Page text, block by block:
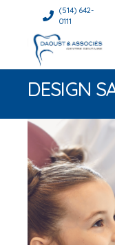
(514) 642-
0111
DESIGN